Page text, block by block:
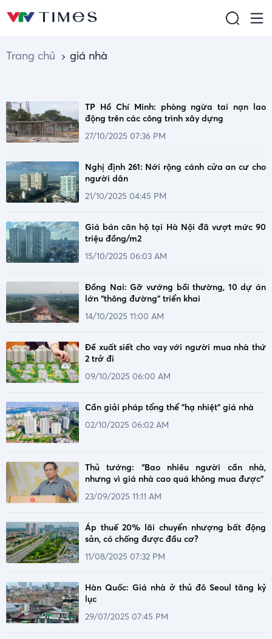
Trang chủ giá nhà
TP Hồ Chí Minh: phòng ngừa tai nạn lao
động trên các công trình xây dựng
27/10/2025 07:36 PM
Nghị định 261: Nới rộng cánh cửa an cư cho
người dân
21/10/2025 04:45 PM
Giá bán căn hộ tại Hà Nội đã vượt mức 90
triệu đồng/m2
15/10/2025 06:03 AM
Đồng Nai: Gỡ vướng bồi thường, 10 dự án
lớn “thông đường” triển khai
14/10/2025 11:00 AM
Đề xuất siết cho vay với người mua nhà thứ
2 trở đi
09/10/2025 06:00 AM
Cần giải pháp tổng thể "hạ nhiệt" giá nhà
02/10/2025 06:02 AM
Thủ tướng: “Bao nhiêu người cần nhà,
nhưng vì giá nhà cao quá không mua được”
23/09/2025 11:11 AM
Áp thuế 20% lãi chuyển nhượng bất động
sản, có chống được đầu cơ?
11/08/2025 07:32 PM
Hàn Quốc: Giá nhà ở thủ đô Seoul tăng kỷ
lục
29/07/2025 07:45 PM